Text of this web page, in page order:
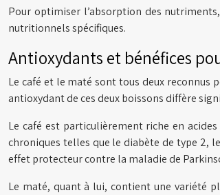
Pour optimiser l’absorption des
nutritionnels spécifiques.
Antioxydants et bénéfices
Le café et le maté sont tous deux reconnus
antioxydant de ces deux boissons diffère
Le café est particulièrement riche en
chroniques telles que le diabète de type 2,
effet protecteur contre la maladie de
Le maté, quant à lui, contient une variété